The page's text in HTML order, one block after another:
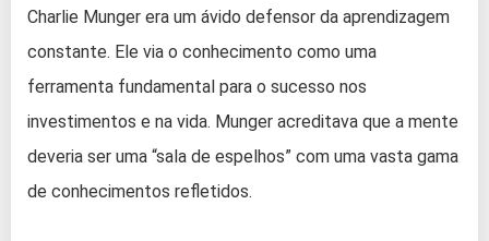
Charlie Munger era um ávido defensor da aprendizagem
constante. Ele via o conhecimento como uma
ferramenta fundamental para o sucesso nos
investimentos e na vida. Munger acreditava que a mente
deveria ser uma “sala de espelhos” com uma vasta gama
de conhecimentos refletidos.